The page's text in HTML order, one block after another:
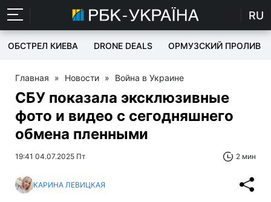
RU
ОБСТРЕЛ КИЕВА DRONE DEALS ОРМУЗСКИЙ ПРОЛИВ
Главная » Новости » Война в Украине
СБУ показала эксклюзивные
фото и видео с сегодняшнего
обмена пленными
19:41 04.07.2025 Пт 2 мин
КАРИНА ЛЕВИЦКАЯ